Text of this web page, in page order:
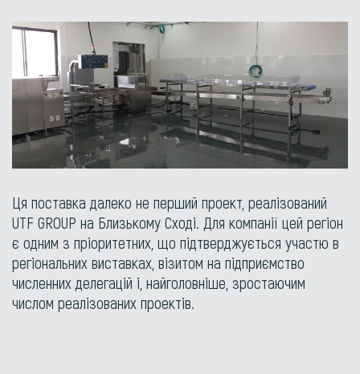
Ця поставка далеко не перший проект, реалізований
UTF GROUP на Близькому Сході. Для компанії цей регіон
є одним з пріоритетних, що підтверджується участю в
регіональних виставках, візитом на підприємство
численних делегацій і, найголовніше, зростаючим
числом реалізованих проектів.